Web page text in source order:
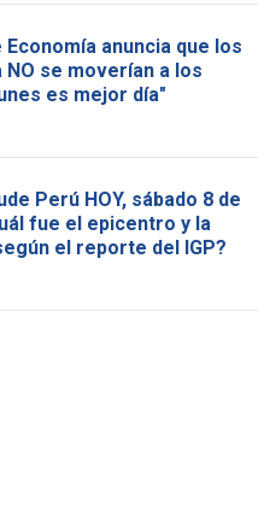
Economía anuncia que los
se moverían a los
es mejor día"
Perú HOY, sábado 8 de
fue el epicentro y la
el reporte del IGP?